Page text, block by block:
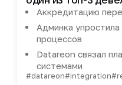
Аккредитацию
Админка
процессов
Datareon связал
системами
#datareon#integration